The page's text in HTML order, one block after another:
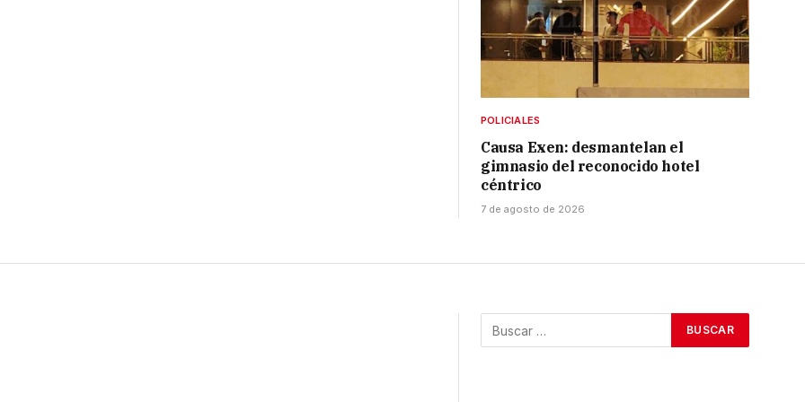
POLICIALES
Causa Exen: desmantelan el
gimnasio del reconocido hotel
céntrico
7 de agosto de 2026